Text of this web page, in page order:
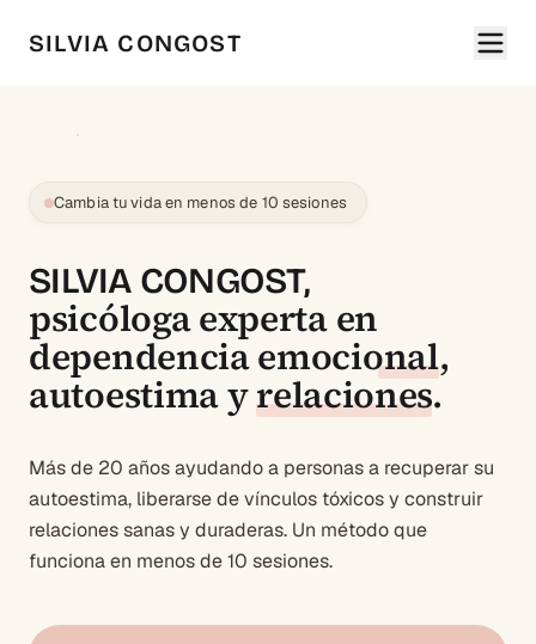
SILVIA CONGOST
Cambia tu vida en menos de 10 sesiones
SILVIA CONGOST,
psicóloga experta en
dependencia emocional,
autoestimayrelaciones.
Más de 20 años ayudando a personas a recuperar su
autoestima, liberarse de vínculos tóxicos y construir
relaciones sanas y duraderas. Un método que
funciona en menos de 10 sesiones.